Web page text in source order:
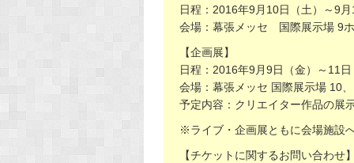
日程：2016年9月10日（土）～9
会場：幕張メッセ 国際展示場 9
【企画展】
日程：2016年9月9日（金）～11
会場：幕張メッセ 国際展示場 10
予定内容：クリエイター作品の展
※ライブ・企画展ともに会場施設
【チケットに関するお問い合わせ